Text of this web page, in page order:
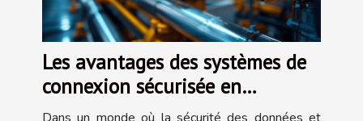
Les avantages des systèmes de
connexion sécurisée en
environnements ATEX
Dans un monde où la sécurité des données et